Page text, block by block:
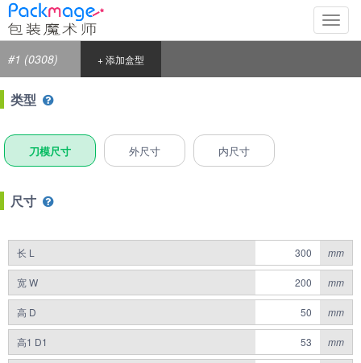
切
换
#1 (0308) + 添加盒型
类型
刀模尺寸 外尺寸 内尺寸
尺寸
长 L mm
宽 W mm
高 D mm
高1 D1 mm